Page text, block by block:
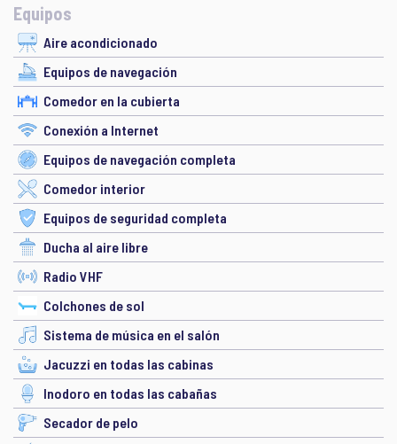
Equipos
Aire acondicionado
Equipos de navegación
Comedor en la cubierta
Conexión a Internet
Equipos de navegación completa
Comedor interior
Equipos de seguridad completa
Ducha al aire libre
Radio VHF
Colchones de sol
Sistema de música en el salón
Jacuzzi en todas las cabinas
Inodoro en todas las cabañas
Secador de pelo